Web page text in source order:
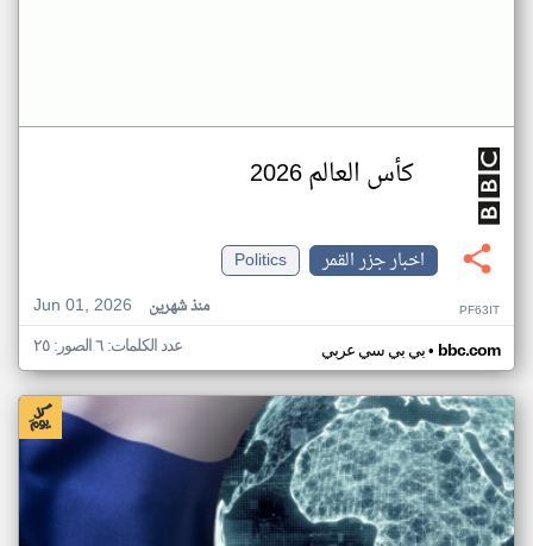
كأس العالم 2026
اخبار جزر القمر
Politics
Jun 01, 2026
منذ شهرين PF63IT
بي بي سي عربي• bbc.com عدد الكلمات: ٦ الصور: ٢٥